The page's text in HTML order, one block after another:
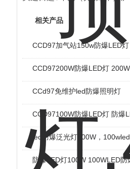
相关产品
CCD97加气站150w防爆LED
CCD97200W防爆LED灯
CCd97免维护led防爆照明灯
CCD97100W防爆LED灯 防爆
led防爆泛光灯100W，
防爆LED灯100W 100WLED防